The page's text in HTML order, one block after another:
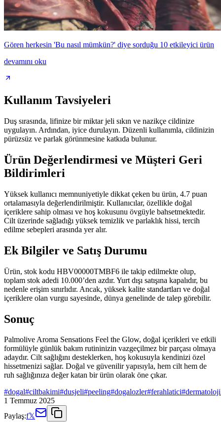
Gören herkesin 'Bu nasıl mümkün?' diye sorduğu 10 etkileyici ürün
devamını oku
Kullanım Tavsiyeleri
Duş sırasında, lifinize bir miktar jeli sıkın ve nazikçe cildinize
uygulayın. Ardından, iyice durulayın. Düzenli kullanımla, cildinizin
pürüzsüz ve parlak görünmesine katkıda bulunur.
Ürün Değerlendirmesi ve Müşteri Geri
Bildirimleri
Yüksek kullanıcı memnuniyetiyle dikkat çeken bu ürün, 4.7 puan
ortalamasıyla değerlendirilmiştir. Kullanıcılar, özellikle doğal
içeriklere sahip olması ve hoş kokusunu övgüyle bahsetmektedir.
Cilt üzerinde sağladığı yüksek temizlik ve parlaklık hissi, tercih
edilme sebepleri arasında yer alır.
Ek Bilgiler ve Satış Durumu
Ürün, stok kodu HBV00000TMBF6 ile takip edilmekte olup,
toplam stok adedi 10.000’den azdır. Yurt dışı satışına kapalıdır, bu
nedenle erişim sınırlıdır. Ancak, yüksek kalite standartları ve doğal
içeriklere olan vurgu sayesinde, dünya genelinde de talep görebilir.
Sonuç
Palmolive Aroma Sensations Feel the Glow, doğal içerikleri ve etkili
formülüyle günlük bakım rutininizin vazgeçilmez bir parçası olmaya
adaydır. Cilt sağlığını desteklerken, hoş kokusuyla kendinizi özel
hissetmenizi sağlar. Doğal ve güvenilir yapısıyla, hem cilt hem de
ruh sağlığınıza değer katan bir ürün olarak öne çıkar.
#dogal#ciltbakimi#dusjeli#peeling#dogalozler#ferahlatici#
1 Temmuz 2025
Paylaş:f𝕏